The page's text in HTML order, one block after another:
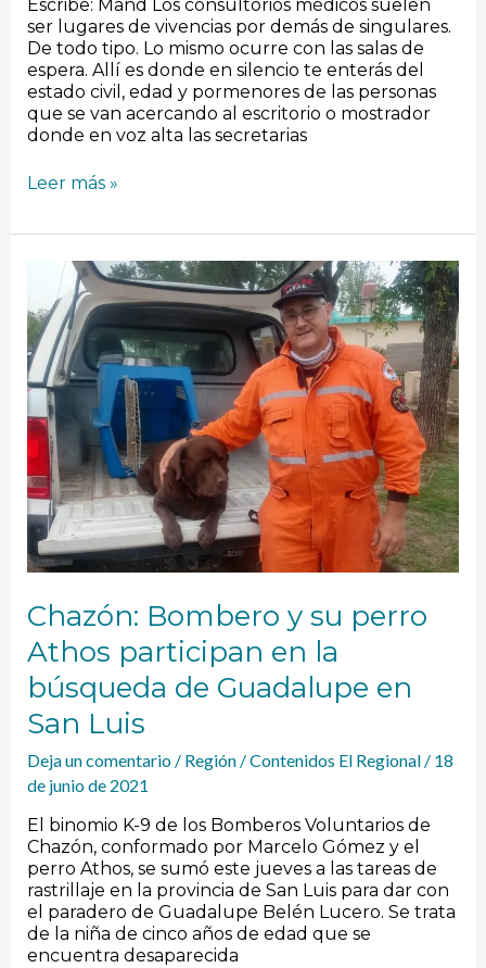
Escribe: Mand Los consultorios médicos suelen
ser lugares de vivencias por demás de singulares.
De todo tipo. Lo mismo ocurre con las salas de
espera. Allí es donde en silencio te enterás del
estado civil, edad y pormenores de las personas
que se van acercando al escritorio o mostrador
donde en voz alta las secretarias
Leer más »
Chazón: Bombero y su perro
Athos participan en la
búsqueda de Guadalupe en
San Luis
Deja un comentario / Región/Contenidos El Regional / 18
de junio de 2021
El binomio K-9 de los Bomberos Voluntarios de
Chazón, conformado por Marcelo Gómez y el
perro Athos, se sumó este jueves a las tareas de
rastrillaje en la provincia de San Luis para dar con
el paradero de Guadalupe Belén Lucero. Se trata
de la niña de cinco años de edad que se
encuentra desaparecida
Chazón:
Bombero
y
su
perro
Athos
participan
en
la
búsqueda
de
Guadalupe
en
San
Luis